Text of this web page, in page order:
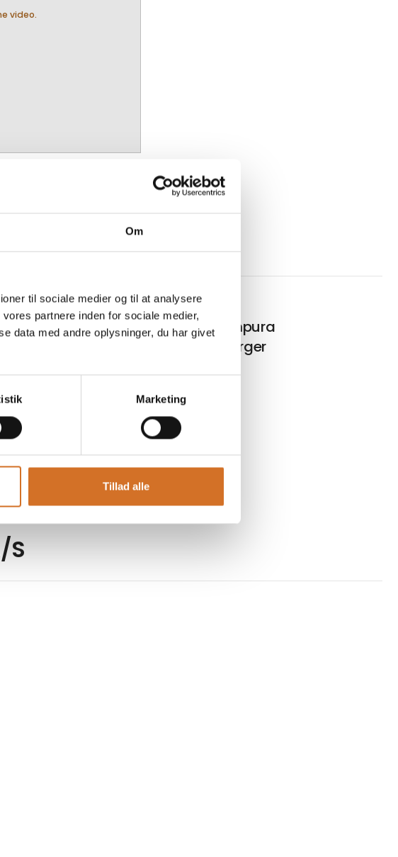
Om
til sociale medier og til at analysere
partnere inden for sociale medier,
data med andre oplysninger, du har givet
Marketing
Tillad alle
video.
spicy
Dansk tempura
kyllingeburger
BBQ vinger
S